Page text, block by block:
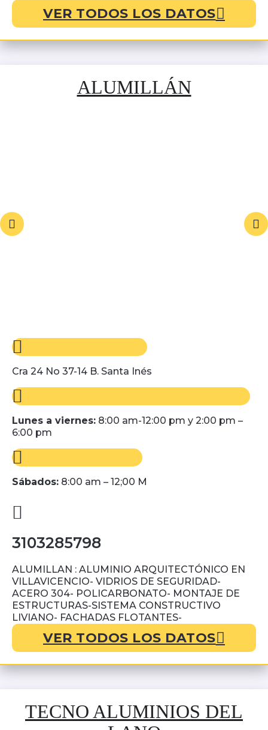
VER TODOS LOS DATOS
ALUMILLÁN
Cra 24 No 37-14 B. Santa Inés
Lunes a viernes: 8:00 am-12:00 pm y 2:00 pm –
6:00 pm
Sábados: 8:00 am – 12;00 M
3103285798
ALUMILLAN : ALUMINIO ARQUITECTÓNICO EN
VILLAVICENCIO- VIDRIOS DE SEGURIDAD-
ACERO 304- POLICARBONATO- MONTAJE DE
ESTRUCTURAS-SISTEMA CONSTRUCTIVO
LIVIANO- FACHADAS FLOTANTES-
VER TODOS LOS DATOS
TECNO ALUMINIOS DEL